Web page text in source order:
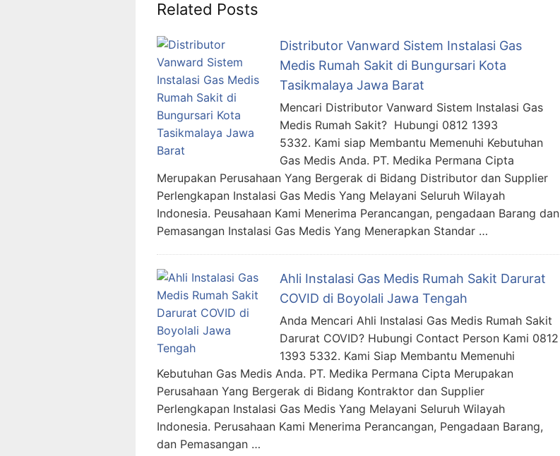
Related Posts
Distributor Vanward Sistem Instalasi Gas
Medis Rumah Sakit di Bungursari Kota
Tasikmalaya Jawa Barat
Mencari Distributor Vanward Sistem Instalasi Gas
Medis Rumah Sakit? Hubungi 0812 1393
5332. Kami siap Membantu Memenuhi Kebutuhan
Gas Medis Anda. PT. Medika Permana Cipta
Merupakan Perusahaan Yang Bergerak di Bidang Distributor dan Supplier
Perlengkapan Instalasi Gas Medis Yang Melayani Seluruh Wilayah
Indonesia. Peusahaan Kami Menerima Perancangan, pengadaan Barang dan
Pemasangan Instalasi Gas Medis Yang Menerapkan Standar …
Ahli Instalasi Gas Medis Rumah Sakit Darurat
COVID di Boyolali Jawa Tengah
Anda Mencari Ahli Instalasi Gas Medis Rumah Sakit
Darurat COVID? Hubungi Contact Person Kami 0812
1393 5332. Kami Siap Membantu Memenuhi
Kebutuhan Gas Medis Anda. PT. Medika Permana Cipta Merupakan
Perusahaan Yang Bergerak di Bidang Kontraktor dan Supplier
Perlengkapan Instalasi Gas Medis Yang Melayani Seluruh Wilayah
Indonesia. Perusahaan Kami Menerima Perancangan, Pengadaan Barang,
dan Pemasangan …